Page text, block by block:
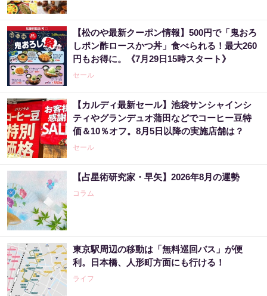
【松のや最新クーポン情報】500円で「鬼おろ
しポン酢ロースかつ丼」食べられる！最大260
円もお得に。《7月29日15時スタート》
セール
【カルディ最新セール】池袋サンシャインシ
ティやグランデュオ蒲田などでコーヒー豆特
価＆10％オフ。8月5日以降の実施店舗は？
セール
【占星術研究家・早矢】2026年8月の運勢
コラム
東京駅周辺の移動は「無料巡回バス」が便
利。日本橋、人形町方面にも行ける！
ライフ